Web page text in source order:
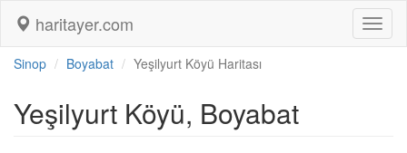
haritayer.com
Sinop Boyabat Yeşilyurt Köyü Haritası
Yeşilyurt Köyü, Boyabat